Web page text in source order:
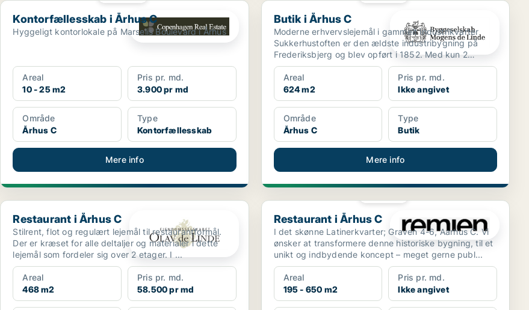
Kontorfællesskab i Århus C
Kontorfællesskab i Århus C
Hyggeligt kontorlokale på Marselis Boulevard i Århus
Areal
10 - 25 m2
Pris pr. md.
3.900 pr md
Område
Århus C
Type
Kontorfællesskab
Mere info
Butik i Århus C
Butik i Århus C
Moderne erhvervslejemål i gammelt industrikvarter
Sukkerhustoften er den ældste industribygning på
Frederiksbjerg og blev opført i 1852. Med kun 2
minutte...
Areal
624 m2
Pris pr. md.
Ikke angivet
Område
Århus C
Type
Butik
Mere info
Restaurant i Århus C
Restaurant i Århus C
Stilrent, flot og regulært lejemål til restaurantformål.
Der er kræset for alle deltaljer og materialer i dette
lejemål som fordeler sig over 2 etager. I ...
Areal
468 m2
Pris pr. md.
58.500 pr md
Restaurant i Århus C
Restaurant i Århus C
I det skønne Latinerkvarter; Graven 4-6, Aarhus C. Vi
ønsker at transformere denne historiske bygning, til et
unikt og indbydende koncept – meget gerne publ...
Areal
195 - 650 m2
Pris pr. md.
Ikke angivet